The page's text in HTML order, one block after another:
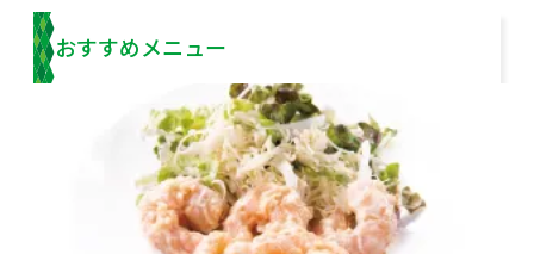
おすすめメニュー